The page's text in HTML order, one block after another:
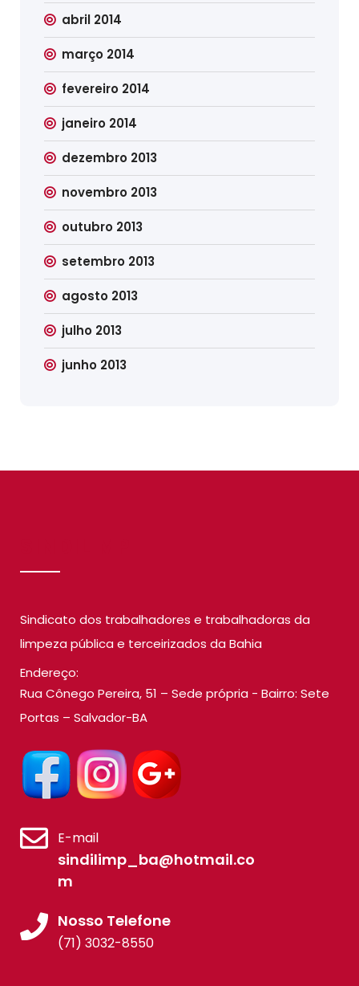
abril 2014
março 2014
fevereiro 2014
janeiro 2014
dezembro 2013
novembro 2013
outubro 2013
setembro 2013
agosto 2013
julho 2013
junho 2013
Sindicato dos trabalhadores e trabalhadoras da
limpeza pública e terceirizados da Bahia
Endereço:
Rua Cônego Pereira, 51 – Sede própria - Bairro: Sete
Portas – Salvador-BA
E-mail
sindilimp_ba@hotmail.co
m
Nosso Telefone
(71) 3032-8550